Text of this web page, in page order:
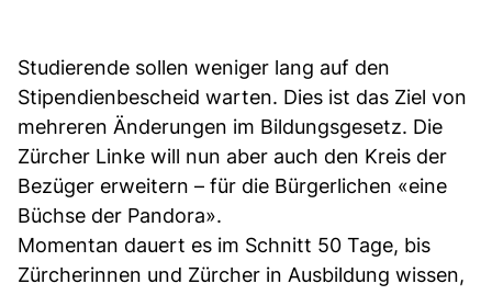
Studierende sollen weniger lang auf den
Stipendienbescheid warten. Dies ist das Ziel von
mehreren Änderungen im Bildungsgesetz. Die
Zürcher Linke will nun aber auch den Kreis der
Bezüger erweitern – für die Bürgerlichen «eine
Büchse der Pandora».
Momentan dauert es im Schnitt 50 Tage, bis
Zürcherinnen und Zürcher in Ausbildung wissen,